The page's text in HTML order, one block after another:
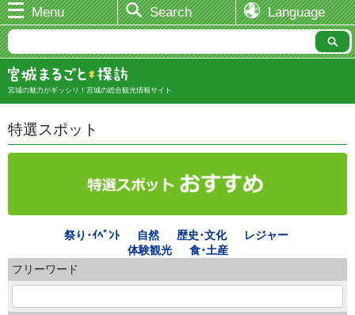
Menu Search Language
宮城の魅力がギッシリ！宮城の総合観光情報サイト
特選スポット
祭り･ｲﾍﾞﾝﾄ 自然 歴史･文化
レジャー
体験観光
食･土産
フリーワード